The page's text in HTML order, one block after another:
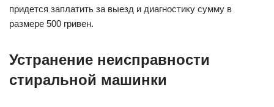
придется заплатить за выезд и диагностику сумму в
размере 500 гривен.
Устранение неисправности
стиральной машинки